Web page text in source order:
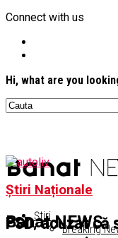
Connect with us
Hi, what are you
Banat NEWS
Știri
Breaking
Știri Naționale
PSD, acuzat că